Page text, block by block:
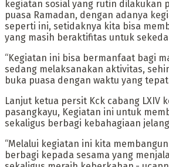
kegiatan sosial yang rutin dilakukan
puasa Ramadan, dengan adanya
seperti ini, setidaknya kita bisa
yang masih beraktifitas untuk
“Kegiatan ini bisa bermanfaat bagi
sedang melaksanakan aktivitas,
buka puasa dengan waktu yang
Lanjut ketua persit Kck cabang LXIV
pasangkayu, Kegiatan ini untuk
sekaligus berbagi kebahagiaan
“Melalui kegiatan ini kita
berbagi kepada sesama yang